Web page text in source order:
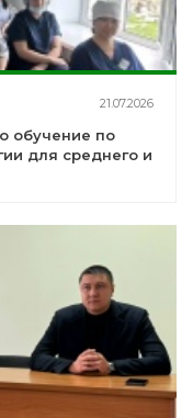
21.07.2026
обучение по
для среднего и